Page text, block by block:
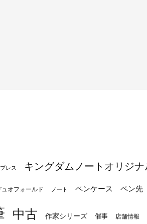
レス キングダムノートオリジナ
ュオフォールド ノート ペンケース ペン先
中古 作家シリーズ 催事 店舗情報